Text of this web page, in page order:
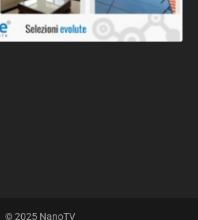
© 2025 NanoTV